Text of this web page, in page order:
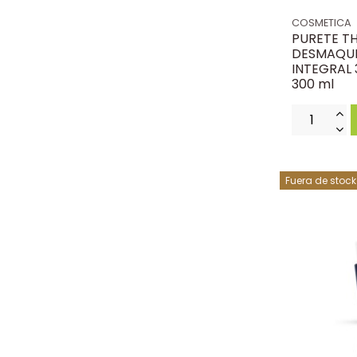
COSMETICA
PURETE
INTEGRAL
300 ml
Fuera de stock